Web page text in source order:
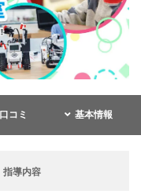
口コミ 基本情報
指導内容